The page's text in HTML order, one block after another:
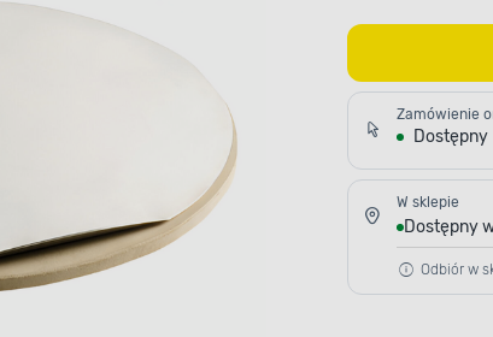
Zamówienie
Dostępny
W sklepie
Dostępny
Odbiór w